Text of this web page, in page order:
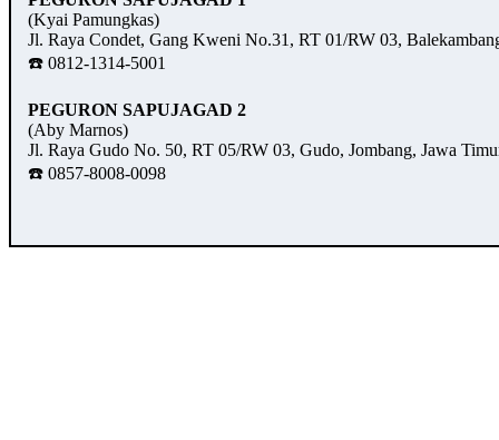
(Kyai Pamungkas)
Jl. Raya Condet, Gang Kweni No.31, RT 01/RW 03,
☎️ 0812-1314-5001
PEGURON SAPUJAGAD 2
(Aby Marnos)
Jl. Raya Gudo No. 50, RT 05/RW 03, Gudo, Jombang, Jawa
☎️ 0857-8008-0098